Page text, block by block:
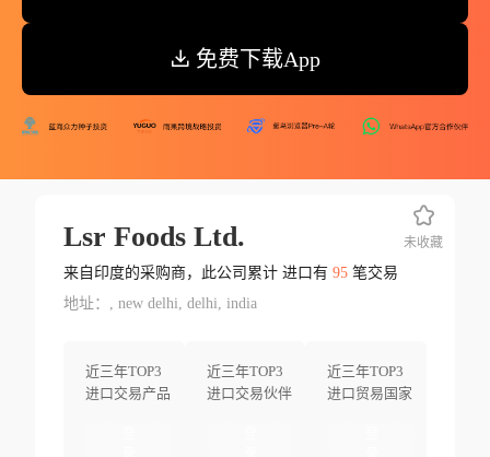
免费下载App
Lsr Foods Ltd.
来自印度的采购商，此公司累计 进口有 95笔交易
地址：, new delhi, delhi, india
近三年TOP3
进口交易产品
近三年TOP3
进口交易伙伴
近三年TOP3
进口贸易国家
未收藏